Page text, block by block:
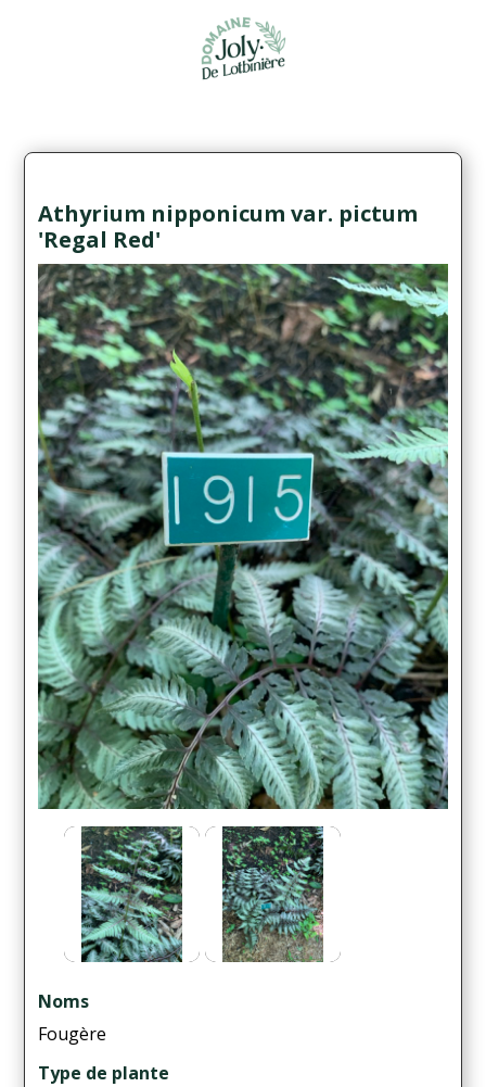
Athyrium nipponicum var. pictum
'Regal Red'
Noms
Fougère
Type de plante